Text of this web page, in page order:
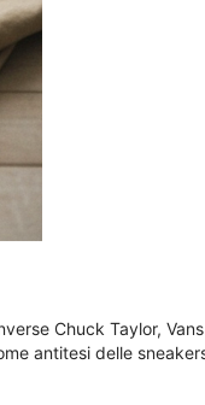
Chuck Taylor,
antitesi delle